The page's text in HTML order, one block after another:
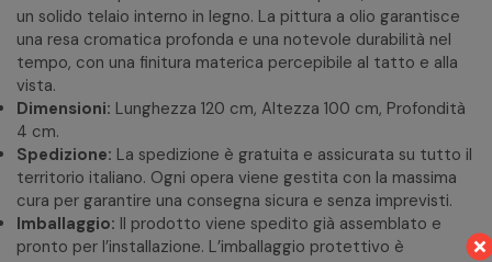
un solido telaio interno in legno. La pittura a olio garantisce
una resa cromatica profonda e una notevole durabilità nel
tempo, con una finitura materica percepibile al tatto e alla
vista.
Dimensioni: Lunghezza 120 cm, Altezza 100 cm, Profondità
4 cm.
Spedizione: La spedizione è gratuita e assicurata su tutto il
territorio italiano. Ogni opera viene gestita con la massima
cura per garantire una consegna sicura e senza imprevisti.
Imballaggio: Il prodotto viene spedito già assemblato e
pronto per l’installazione. L’imballaggio protettivo è